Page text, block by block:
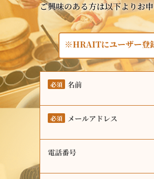
ご興味のある方は以下よりお
※HRAITにユーザー登
必須 名前
必須 メールアドレス
電話番号